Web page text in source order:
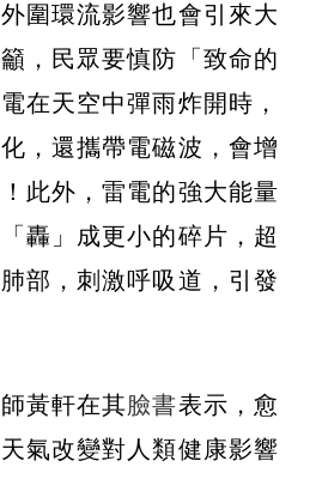
圍環流影響也會引來大
，民眾要慎防「致命的
在天空中彈雨炸開時，
，還攜帶電磁波，會增
此外，雷電的強大能量
轟」成更小的碎片，超
部，刺激呼吸道，引發
黃軒在其臉書表示，愈
氣改變對人類健康影響